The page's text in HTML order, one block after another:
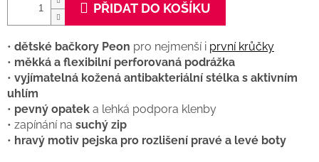
PŘIDAT DO KOŠÍKU
• dětské bačkory Peon pro nejmenší i první krůčky
• měkká a flexibilní perforovaná podrážka
• vyjímatelná kožená antibakteriální stélka s aktivním
uhlím
• pevný opatek a lehká podpora klenby
• zapínání na suchý zip
• hravý motiv pejska pro rozlišení pravé a levé boty